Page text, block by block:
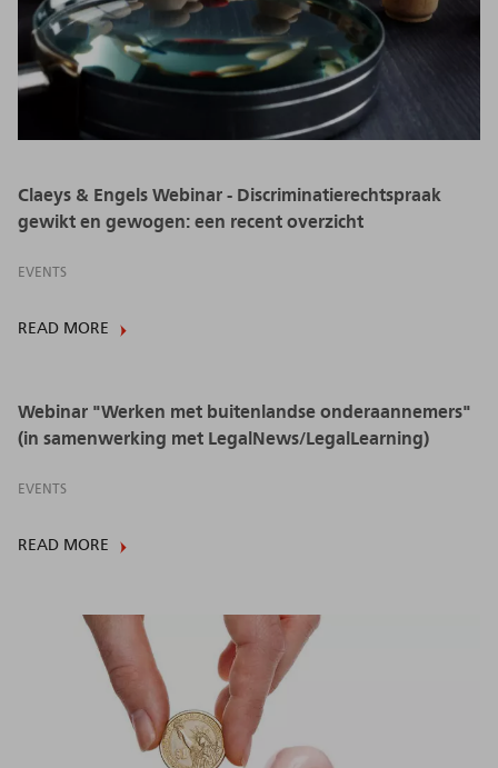
Claeys & Engels Webinar - Discriminatierechtspraak
gewikt en gewogen: een recent overzicht
EVENTS
READ MORE
Webinar "Werken met buitenlandse onderaannemers"
(in samenwerking met LegalNews/LegalLearning)
EVENTS
READ MORE